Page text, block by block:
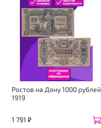
Ростов на Дону 1000 рублей
1919
1 791 ₽